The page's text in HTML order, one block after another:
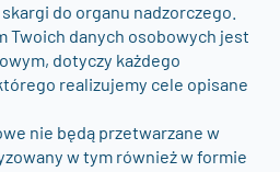
do organu nadzorczego.
Twoich danych osobowych jest
dotyczy każdego
realizujemy cele opisane
nie będą przetwarzane w
w tym również w formie